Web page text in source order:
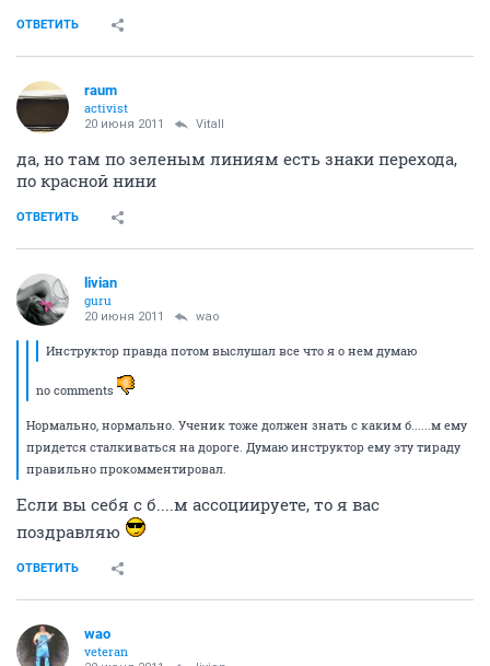
ОТВЕТИТЬ
raum
activist
20 июня 2011 Vitall
да, но там по зеленым линиям есть знаки перехода,
по красной нини
ОТВЕТИТЬ
livian
guru
20 июня 2011 wao
Инструктор правда потом выслушал все что я о нем думаю
no comments
Нормально, нормально. Ученик тоже должен знать с каким б......м ему
придется сталкиваться на дороге. Думаю инструктор ему эту тираду
правильно прокомментировал.
Если вы себя с б....м ассоциируете, то я вас
поздравляю
ОТВЕТИТЬ
wao
veteran